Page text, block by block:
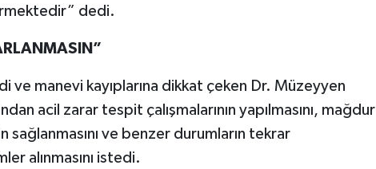
dedi.
ve manevi kayıplarına dikkat çeken Dr. Müzeyyen
acil zarar tespit çalışmalarının yapılmasını, mağdur
ve benzer durumların tekrar
alınmasını istedi.